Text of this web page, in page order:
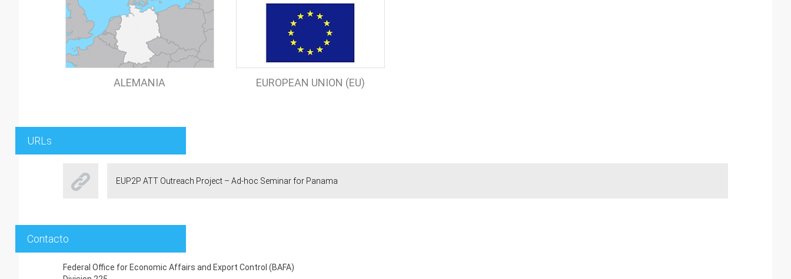
ALEMANIA EUROPEAN UNION (EU)
URLs
EUP2P ATT Outreach Project – Ad-hoc Seminar for Panama
Contacto
Federal Office for Economic Affairs and Export Control (BAFA)